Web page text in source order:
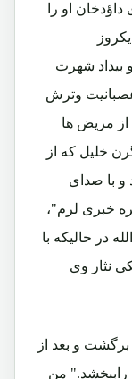
او را
بیداد شهرت
وترش
از مریض ها
خلیل که از
و با صدای
خبری لرم"،
در حالیکه با
نثار وی
و بعد از
من